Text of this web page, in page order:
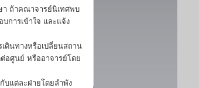
า ถ้าคณาจารย์นิเทศพบ
การเข้าใจ และแจ้ง
ดินทางหรือเปลี่ยนสถาน
อศูนย์ หรืออาจารย์โดย
บแต่ละฝ่ายโดยลำพัง